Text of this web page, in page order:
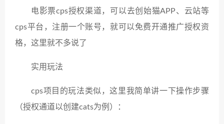
电影票cps授权渠道，可以去创始猫APP、云站等
cps平台，注册一个账号，就可以免费开通推广授权资
格，这里就不多说了
实用玩法
cps项目的玩法类似，这里我简单讲一下操作步骤
（授权通道以创建cats为例）：